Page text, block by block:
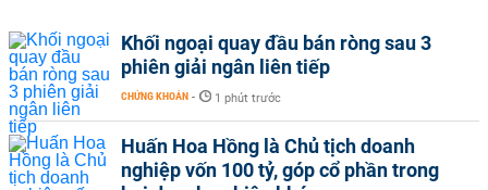
Khối ngoại quay đầu bán ròng sau 3
phiên giải ngân liên tiếp
CHỨNG KHOÁN - 1 phút trước
Huấn Hoa Hồng là Chủ tịch doanh
nghiệp vốn 100 tỷ, góp cổ phần trong